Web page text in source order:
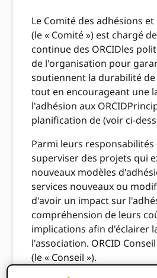
Le Comité des adhésions
(le « Comité ») est chargé
continue des ORCIDles
de l'organisation pour
soutiennent la durabilité
tout en encourageant une
l'adhésion aux
planification de (voir ci-
Parmi leurs responsabilités
superviser des projets qui
nouveaux modèles
services nouveaux ou
d'avoir un impact sur
compréhension de leurs
implications afin d'éclairer
l'association. ORCID
(le « Conseil »).